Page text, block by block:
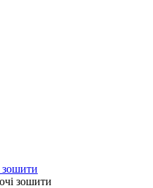
зошити
зошити